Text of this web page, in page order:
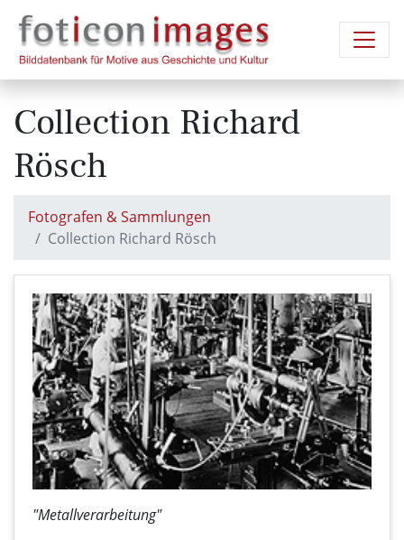
Collection Richard
Rösch
Fotografen & Sammlungen
Collection Richard Rösch
"Metallverarbeitung"